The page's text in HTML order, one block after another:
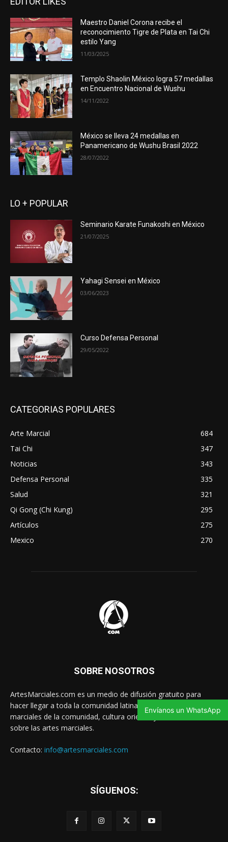
Maestro Daniel Corona recibe el
reconocimiento Tigre de Plata en Tai Chi
estilo Yang
11/03/2025
Templo Shaolin México logra 57 medallas
en Encuentro Nacional de Wushu
14/11/2022
México se lleva 24 medallas en
Panamericano de Wushu Brasil 2022
28/07/2022
LO + POPULAR
Seminario Karate Funakoshi en México
21/07/2025
Yahagi Sensei en México
03/06/2023
Curso Defensa Personal
29/05/2022
CATEGORIAS POPULARES
Arte Marcial
684
Tai Chi
347
Noticias
343
Defensa Personal
335
Salud
321
Qi Gong (Chi Kung)
295
Artículos
275
Mexico
270
SOBRE NOSOTROS
ArtesMarciales.com es un medio de difusión gratuito para
hacer llegar a toda la comunidad latina las noticias de artes
marciales de la comunidad, cultura oriental y contenido valioso
sobre las artes marciales.
Contacto: info@artesmarciales.com
SÍGUENOS:
Envíanos un WhatsApp